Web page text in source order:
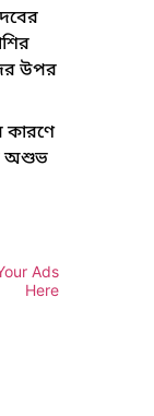
উপর
কারণে
অশুভ
Ads
Here